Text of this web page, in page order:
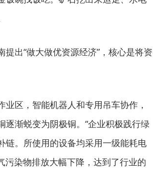
出“做大做优资源经济”，核心是将资
区，智能机器人和专用吊车协作，
渐蜕变为阴极铜。“企业积极践行绿
链。所使用的设备均采用一级能耗电
染物排放大幅下降，达到了行业的